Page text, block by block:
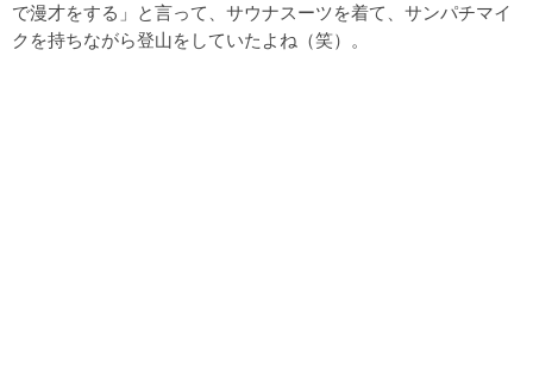
で漫才をする」と言って、サウナスーツを着て、サンパチマイ
クを持ちながら登山をしていたよね（笑）。